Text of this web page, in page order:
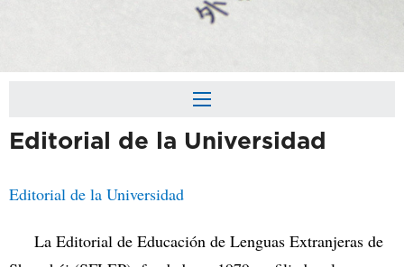
Editorial de la Universidad
Editorial de la Universidad
La Editorial de Educación de Lenguas Extranjeras de